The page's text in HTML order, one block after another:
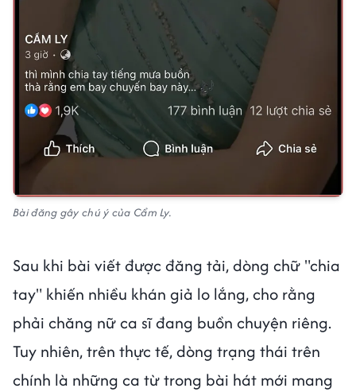
Bài đăng gây chú ý của Cẩm Ly.
Sau khi bài viết được đăng tải, dòng chữ "chia
tay" khiến nhiều khán giả lo lắng, cho rằng
phải chăng nữ ca sĩ đang buồn chuyện riêng.
Tuy nhiên, trên thực tế, dòng trạng thái trên
chính là những ca từ trong bài hát mới mang